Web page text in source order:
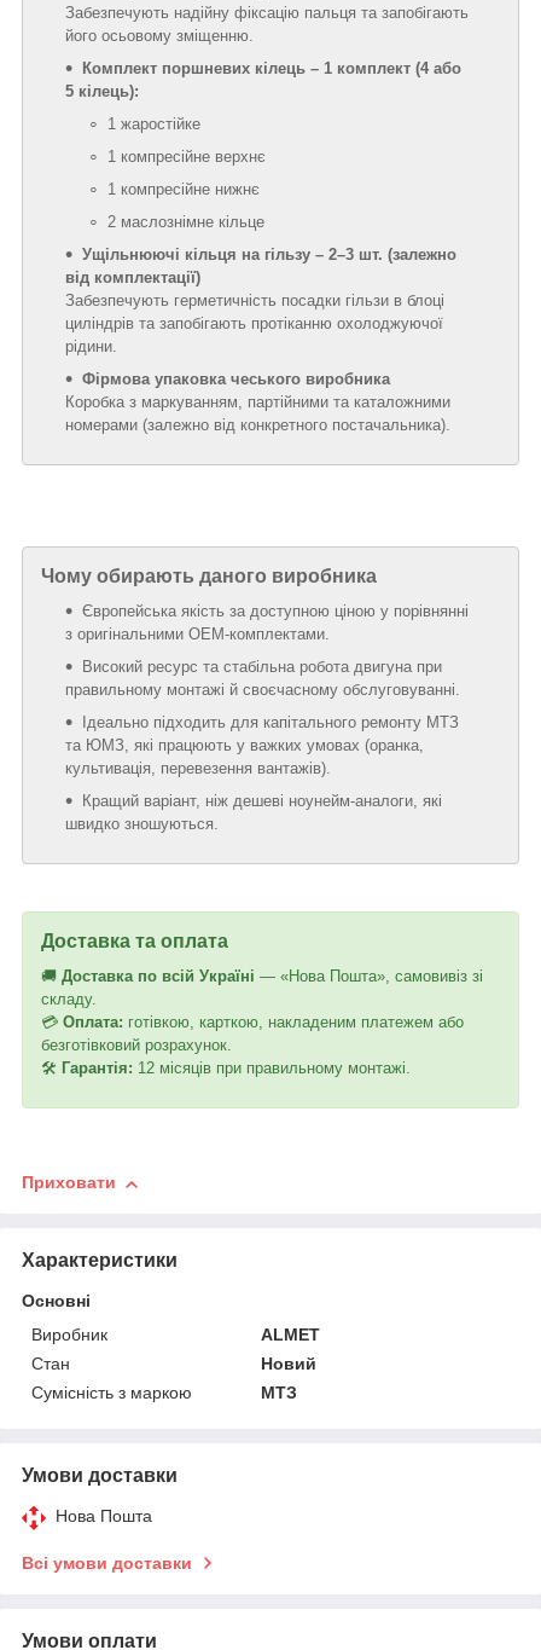
Забезпечують надійну фіксацію пальця та запобігають
його осьовому зміщенню.
Комплект поршневих кілець – 1 комплект (4 або
5 кілець):
1 жаростійке
1 компресійне верхнє
1 компресійне нижнє
2 маслознімне кільце
Ущільнюючі кільця на гільзу – 2–3 шт. (залежно
від комплектації)
Забезпечують герметичність посадки гільзи в блоці
циліндрів та запобігають протіканню охолоджуючої
рідини.
Фірмова упаковка чеського виробника
Коробка з маркуванням, партійними та каталожними
номерами (залежно від конкретного постачальника).
Чому обирають даного виробника
Європейська якість за доступною ціною у порівнянні
з оригінальними OEM-комплектами.
Високий ресурс та стабільна робота двигуна при
правильному монтажі й своєчасному обслуговуванні.
Ідеально підходить для капітального ремонту МТЗ
та ЮМЗ, які працюють у важких умовах (оранка,
культивація, перевезення вантажів).
Кращий варіант, ніж дешеві ноунейм-аналоги, які
швидко зношуються.
Доставка та оплата
🚚 Доставка по всій Україні — «Нова Пошта», самовивіз зі
складу.
💳 Оплата: готівкою, карткою, накладеним платежем або
безготівковий розрахунок.
🛠 Гарантія: 12 місяців при правильному монтажі.
Приховати
Характеристики
Основні
Виробник
ALMET
Стан
Новий
Сумісність з маркою
МТЗ
Умови доставки
Нова Пошта
Всі умови доставки
Умови оплати